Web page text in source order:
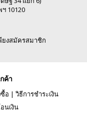
10120
ยงสมัครสมาชิก
ค้า
อ | วิธีการชำระเงิน
นเงิน